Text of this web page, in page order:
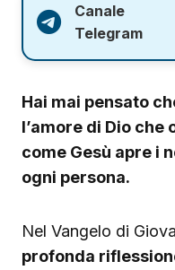
Canale
Telegram
Hai mai pensato
l’amore di Dio che
come Gesù apre i
ogni persona.
Nel Vangelo di
profonda